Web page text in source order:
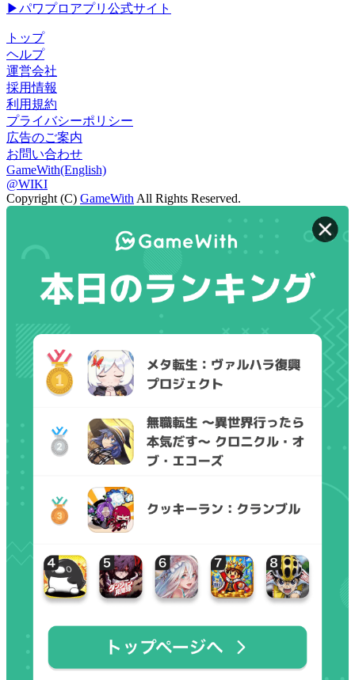
▶パワプロアプリ公式サイト
トップ
ヘルプ
運営会社
採用情報
利用規約
プライバシーポリシー
広告のご案内
お問い合わせ
GameWith(English)
@WIKI
Copyright (C) GameWith All Rights Reserved.